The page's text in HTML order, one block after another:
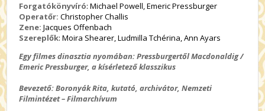
Forgatókönyvíró: Michael Powell, Emeric Pressburger
Operatőr: Christopher Challis
Zene: Jacques Offenbach
Szereplők: Moira Shearer, Ludmilla Tchérina, Ann Ayars
Egy filmes dinasztia nyomában: Pressburgertől Macdonaldig /
Emeric Pressburger, a kísérletező klasszikus
Bevezető: Boronyák Rita, kutató, archivátor, Nemzeti
Filmintézet – Filmarchívum